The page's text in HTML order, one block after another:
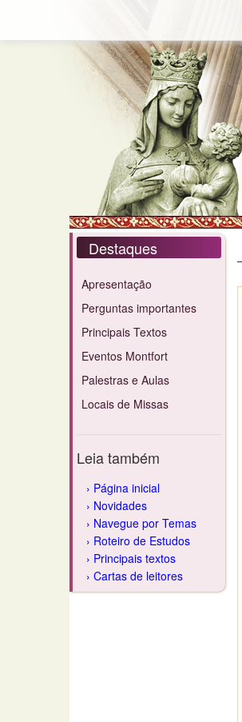
Destaques
Apresentação
Perguntas importantes
Principais Textos
Eventos Montfort
Palestras e Aulas
Locais de Missas
Leia também
Página inicial
Novidades
Navegue por Temas
Roteiro de Estudos
Principais textos
Cartas de leitores